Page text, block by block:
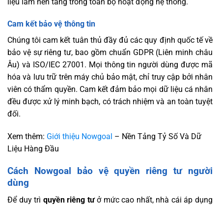
Cam kết bảo vệ thông tin
Chúng tôi cam kết tuân thủ đầy đủ các quy định quốc tế về
bảo vệ sự riêng tư, bao gồm chuẩn GDPR (Liên minh châu
Âu) và ISO/IEC 27001. Mọi thông tin người dùng được mã
hóa và lưu trữ trên máy chủ bảo mật, chỉ truy cập bởi nhân
viên có thẩm quyền. Cam kết đảm bảo mọi dữ liệu cá nhân
đều được xử lý minh bạch, có trách nhiệm và an toàn tuyệt
đối.
Xem thêm: Giới thiệu Nowgoal – Nền Tảng Tỷ Số Và Dữ
Liệu Hàng Đầu
Cách Nowgoal bảo vệ quyền riêng tư người
dùng
Để duy trì quyền riêng tưở mức cao nhất, nhà cái áp dụng